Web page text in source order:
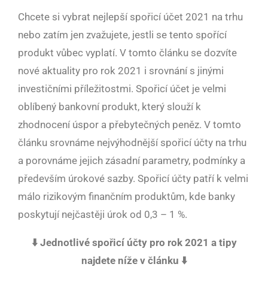
Chcete si vybrat nejlepší spořicí účet 2021 na trhu
nebo zatím jen zvažujete, jestli se tento spořící
produkt vůbec vyplatí. V tomto článku se dozvíte
nové aktuality pro rok 2021 i srovnání s jinými
investičními příležitostmi. Spořicí účet je velmi
oblíbený bankovní produkt, který slouží k
zhodnocení úspor a přebytečných peněz. V tomto
článku srovnáme nejvýhodnější spořicí účty na trhu
a porovnáme jejich zásadní parametry, podmínky a
především úrokové sazby. Spořicí účty patří k velmi
málo rizikovým finančním produktům, kde banky
poskytují nejčastěji úrok od 0,3 – 1 %.
⬇️ Jednotlivé spořicí účty pro rok 2021 a tipy
najdete níže v článku ⬇️